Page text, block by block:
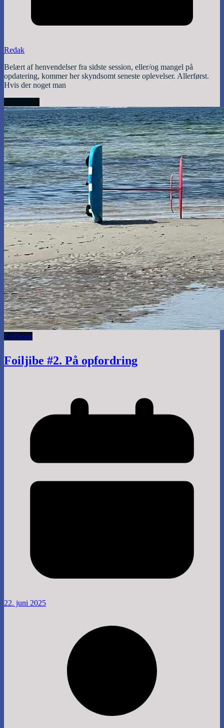
Redak
Belært af henvendelser fra sidste session, eller/og mangel på
opdatering, kommer her skyndsomt seneste oplevelser. Allerførst.
Hvis der noget man
FoilSnak
Foiljibe #2. På opfordring
22. juni 2025